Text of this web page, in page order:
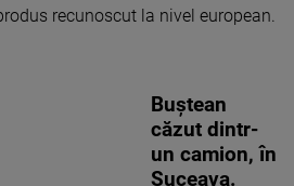
recunoscut la nivel european.
Buștean
căzut dintr-
un camion, în
Suceava.